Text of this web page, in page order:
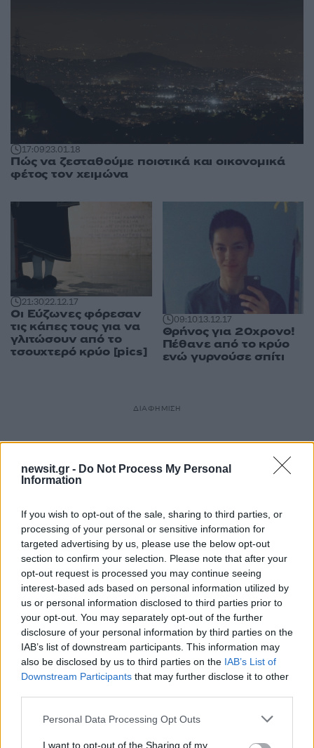
newsit.gr - Do Not Process My Personal
Information
If you wish to opt-out of the sale, sharing to third parties, or
processing of your personal or sensitive information for
targeted advertising by us, please use the below opt-out
section to confirm your selection. Please note that after your
opt-out request is processed you may continue seeing
interest-based ads based on personal information utilized by
us or personal information disclosed to third parties prior to
your opt-out. You may separately opt-out of the further
disclosure of your personal information by third parties on the
IAB’s list of downstream participants. This information may
also be disclosed by us to third parties on the IAB’s List of
Downstream Participants that may further disclose it to other
Please note that this website/app uses one or more Google
not limited to your visit or usage behaviour. You may click to
Personal Data Processing Opt Outs
I want to opt-out of the Sharing of my
17:0923.01.18
Πώς να ζεσταθούμε ποιοτικά και οικονομικά
φέτος τον χειμώνα
21:3022.12.17
Οι Εύζωνες φόρεσαν
τις κάπες τους για να
γλιτώσουν από το
τσουχτερό κρύο [pics]
09:1013.12.17
Θρήνος για 20χρονο!
Πέθανε από το κρύο
ενώ γυρνούσε σπίτι
ΔΙΑΦΗΜΙΣΗ